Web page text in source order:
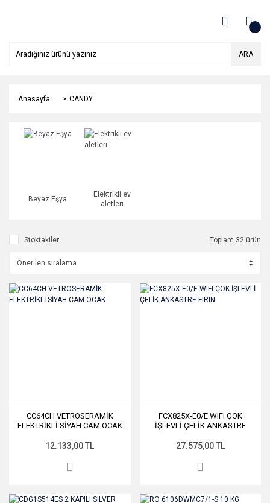
ARA
Anasayfa CANDY
Beyaz Eşya
Elektrikli ev
aletleri
Stoktakiler Toplam 32 ürün
CC64CH VETROSERAMİK
ELEKTRİKLİ SİYAH CAM OCAK
12.133,00 TL
FCX825X-E0/E WIFI ÇOK
İŞLEVLİ ÇELİK ANKASTRE
27.575,00 TL